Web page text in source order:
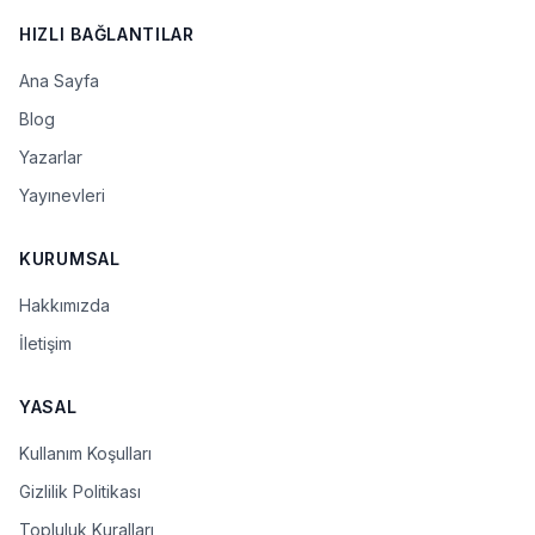
HIZLI BAĞLANTILAR
Ana Sayfa
Blog
Yazarlar
Yayınevleri
KURUMSAL
Hakkımızda
İletişim
YASAL
Kullanım Koşulları
Gizlilik Politikası
Topluluk Kuralları